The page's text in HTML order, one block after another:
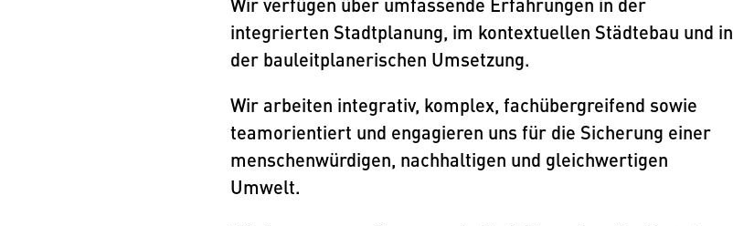
integrierten Stadtplanung, im kontextuellen Städtebau und in
der bauleitplanerischen Umsetzung.
Wir arbeiten integrativ, komplex, fachübergreifend sowie
teamorientiert und engagieren uns für die Sicherung einer
menschenwürdigen, nachhaltigen und gleichwertigen
Umwelt.